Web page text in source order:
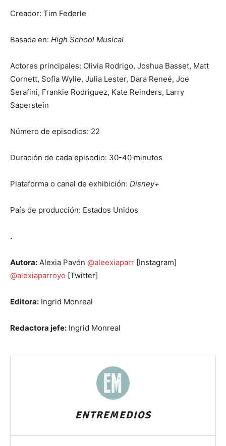
Creador: Tim Federle
Basada en: High School Musical
Actores principales: Olivia Rodrigo, Joshua Basset, Matt
Cornett, Sofia Wylie, Julia Lester, Dara Reneé, Joe
Serafini, Frankie Rodriguez, Kate Reinders, Larry
Saperstein
Número de episodios: 22
Duración de cada episodio: 30-40 minutos
Plataforma o canal de exhibición: Disney+
País de producción: Estados Unidos
.
Autora: Alexia Pavón @aleexiaparr [Instagram]
@alexiaparroyo [Twitter]
Editora: Ingrid Monreal
Redactora jefe: Ingrid Monreal
ENTREMEDIOS